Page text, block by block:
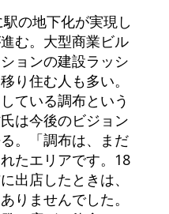
の地下化が実現し
む。大型商業ビル
ョンの建設ラッシ
り住む人も多い。
ている調布という
は今後のビジョン
。「調布は、まだ
たエリアです。18
出店したときは、
りませんでした。